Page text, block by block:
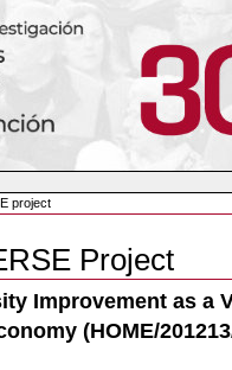
project
Project
Improvement as a
(HOME/